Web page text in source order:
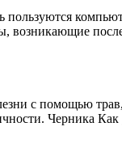
пользуются
с помощью
Черника